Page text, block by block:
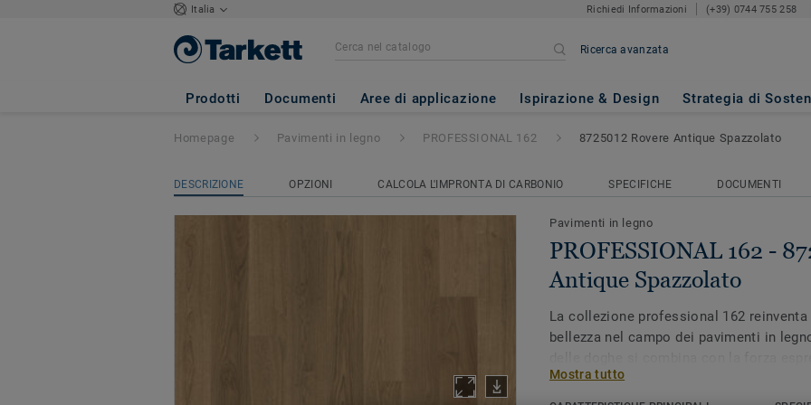
Italia Richiedi Informazioni (+39) 0744 755 258
Ricerca avanzata
Prodotti Documenti Aree di applicazione Ispirazione & Design Strategia di
PROFESSIONAL 162 - 8725012 Rovere Antique
Homepage Pavimenti in legno PROFESSIONAL 162 8725012 Rovere Antique Spazzolato
DESCRIZIONE OPZIONI CALCOLA L'IMPRONTA DI CARBONIO SPECIFICHE DOCUMENTI
Pavimenti in legno
PROFESSIONAL 162 -
Antique Spazzolato
La collezione professional 162
bellezza nel campo dei pavimenti in
conferire agli ambienti un aspetto
trattamento superficiale esalta le
Mostra tutto